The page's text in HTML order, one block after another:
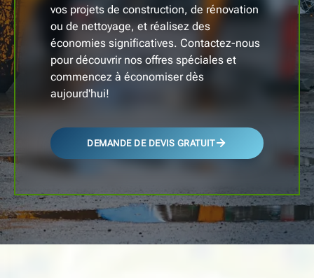
vos projets de construction, de rénovation
ou de nettoyage, et réalisez des
économies significatives. Contactez-nous
pour découvrir nos offres spéciales et
commencez à économiser dès
aujourd'hui!
DEMANDE DE DEVIS GRATUIT